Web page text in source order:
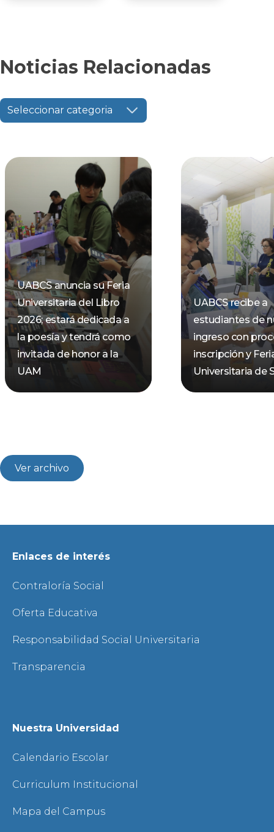
Noticias Relacionadas
Seleccionar categoria
UABCS anuncia su Feria
Universitaria del Libro
2026; estará dedicada a
la poesía y tendrá como
invitada de honor a la
UAM
UABCS recibe a
estudiantes de
ingreso con
inscripción y
Universitaria de
Ver archivo
Enlaces de interés
Contraloría Social
Oferta Educativa
Responsabilidad Social Universitaria
Transparencia
Nuestra Universidad
Calendario Escolar
Curriculum Institucional
Mapa del Campus